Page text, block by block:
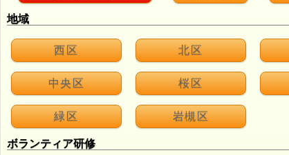
地域
西区 北区
中央区 桜区
緑区 岩槻区
ボランティア研修